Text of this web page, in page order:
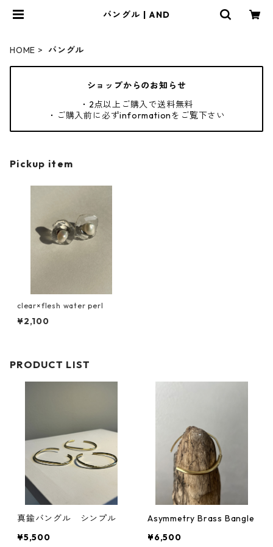
バングル | AND
HOME バングル
ショップからのお知らせ
・2点以上ご購入で送料無料
・ご購入前に必ずinformationをご覧下さい
Pickup item
clear×flesh water perl
¥2,100
PRODUCT LIST
真鍮バングル シンプル
¥5,500
Asymmetry Brass Bangle
¥6,500